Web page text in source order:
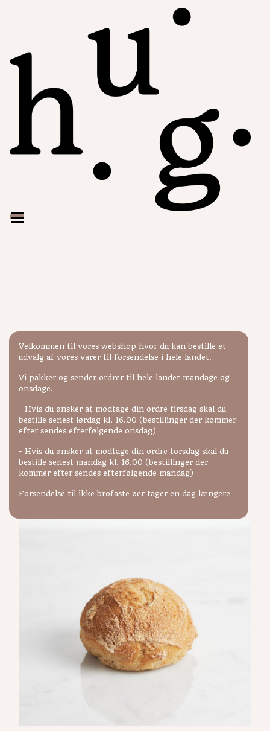
Velkommen til vores webshop hvor du kan bestille et
udvalg af vores varer til forsendelse i hele landet.
Vi pakker og sender ordrer til hele landet mandage og
onsdage.
- Hvis du ønsker at modtage din ordre tirsdag skal du
bestille senest lørdag kl. 16.00 (bestillinger der kommer
efter sendes efterfølgende onsdag)
- Hvis du ønsker at modtage din ordre torsdag skal du
bestille senest mandag kl. 16.00 (bestillinger der
kommer efter sendes efterfølgende mandag)
Forsendelse til ikke brofaste øer tager en dag længere